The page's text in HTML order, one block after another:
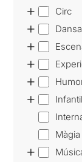
Circ
+
Dansa
+
+
+
+
+
Màgia
+